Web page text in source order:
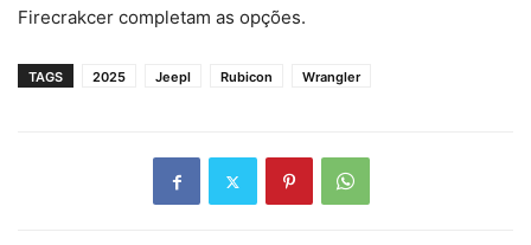
Firecrakcer completam as opções.
TAGS 2025 Jeepl Rubicon Wrangler